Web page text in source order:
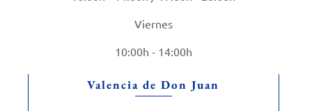
Viernes
10:00h - 14:00h
Valencia de Don Juan